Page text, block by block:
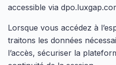
accessible via
Lorsque vous accédez à
traitons les données
l’accès, sécuriser la